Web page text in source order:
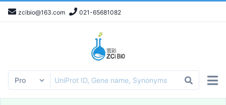
zcibio@163.com 021-65681082